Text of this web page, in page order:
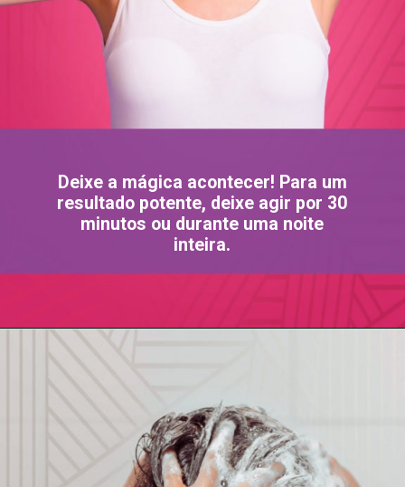
Deixe a mágica acontecer! Para um
resultado potente, deixe agir por 30
minutos ou durante uma noite
inteira.